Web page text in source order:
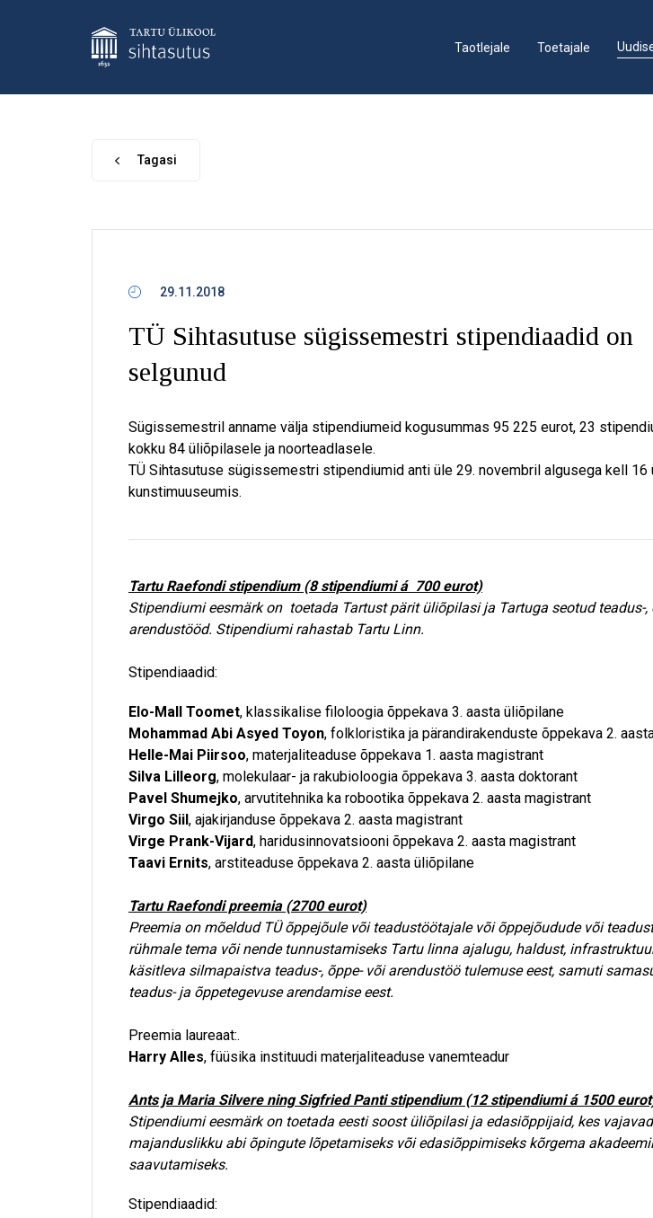
Taotlejale Toetajale
Tagasi
29.11.2018
TÜ Sihtasutuse sügissemestri stipendiaadid on
selgunud
Sügissemestril anname välja stipendiumeid kogusummas 95 225 eurot, 23
kokku 84 üliõpilasele ja noorteadlasele.
TÜ Sihtasutuse sügissemestri stipendiumid anti üle 29. novembril algusega kell 16
kunstimuuseumis.
Tartu Raefondi stipendium (8 stipendiumi á 700 eurot)
Stipendiumi eesmärk on toetada Tartust pärit üliõpilasi ja Tartuga seotud teadus-,
arendustööd. Stipendiumi rahastab Tartu Linn.
Stipendiaadid:
Elo-Mall Toomet, klassikalise filoloogia õppekava 3. aasta üliõpilane
Mohammad Abi Asyed Toyon, folkloristika ja pärandirakenduste õppekava 2.
Helle-Mai Piirsoo, materjaliteaduse õppekava 1. aasta magistrant
Silva Lilleorg, molekulaar- ja rakubioloogia õppekava 3. aasta doktorant
Pavel Shumejko, arvutitehnika ka robootika õppekava 2. aasta magistrant
Virgo Siil, ajakirjanduse õppekava 2. aasta magistrant
Virge Prank-Vijard, haridusinnovatsiooni õppekava 2. aasta magistrant
Taavi Ernits, arstiteaduse õppekava 2. aasta üliõpilane
Tartu Raefondi preemia (2700 eurot)
Preemia on mõeldud TÜ õppejõule või teadustöötajale või õppejõudude või
rühmale tema või nende tunnustamiseks Tartu linna ajalugu, haldust,
käsitleva silmapaistva teadus-, õppe- või arendustöö tulemuse eest, samuti
teadus- ja õppetegevuse arendamise eest.
Preemia laureaat:.
Harry Alles, füüsika instituudi materjaliteaduse vanemteadur
Ants ja Maria Silvere ning Sigfried Panti stipendium (12 stipendiumi á 1500
Stipendiumi eesmärk on toetada eesti soost üliõpilasi ja edasiõppijaid, kes vajavad
majanduslikku abi õpingute lõpetamiseks või edasiõppimiseks kõrgema
saavutamiseks.
Stipendiaadid: